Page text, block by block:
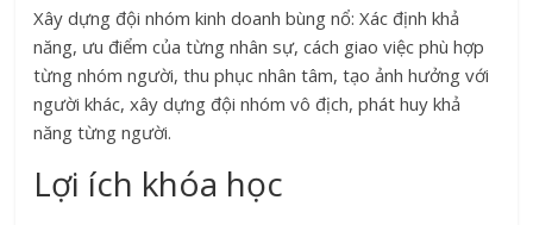
Xây dựng đội nhóm kinh doanh bùng nổ: Xác định khả
năng, ưu điểm của từng nhân sự, cách giao việc phù hợp
từng nhóm người, thu phục nhân tâm, tạo ảnh hưởng với
người khác, xây dựng đội nhóm vô địch, phát huy khả
năng từng người.
Lợi ích khóa học